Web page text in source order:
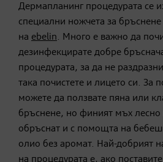
Дермапланинг процедурата се
специални ножчета за
на ebelin. Много е важно да
дезинфекцирате добре
процедурата, за да не
така почистете и лицето си. За
можете да ползвате пяна или
бръснене, но финият мъх
обръснат и с помощта на
олио без аромат. Най-добрият
на процедурата е, ако